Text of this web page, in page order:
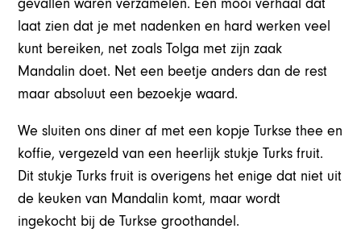
gevallen waren verzamelen. Een mooi verhaal dat
laat zien dat je met nadenken en hard werken veel
kunt bereiken, net zoals Tolga met zijn zaak
Mandalin doet. Net een beetje anders dan de rest
maar absoluut een bezoekje waard.
We sluiten ons diner af met een kopje Turkse thee en
koffie, vergezeld van een heerlijk stukje Turks fruit.
Dit stukje Turks fruit is overigens het enige dat niet uit
de keuken van Mandalin komt, maar wordt
ingekocht bij de Turkse groothandel.